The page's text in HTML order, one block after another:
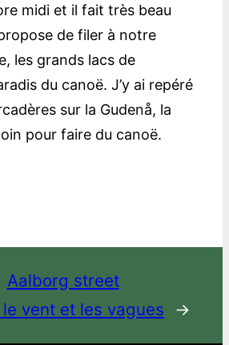
midi et il fait très beau
de filer à notre
les grands lacs de
du canoë. J’y ai repéré
sur la Gudenå, la
pour faire du canoë.
Aalborg street
vent et les vagues
→